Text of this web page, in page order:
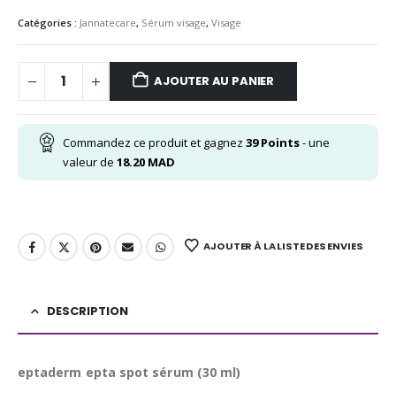
Catégories : Jannatecare, Sérum visage, Visage
AJOUTER AU PANIER
Commandez ce produit et gagnez 39Points- une
valeur de 18.20 MAD
AJOUTER À LA LISTE DES ENVIES
DESCRIPTION
eptaderm epta spot sérum (30 ml)